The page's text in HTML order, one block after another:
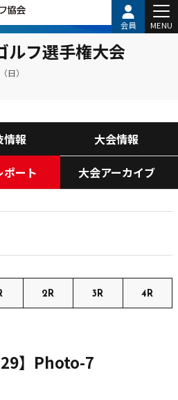
会員 MENU
ルフ選手権大会
（日）
情報
大会情報
ポート
大会アーカイブ
2R 3R 4R
29】Photo-7